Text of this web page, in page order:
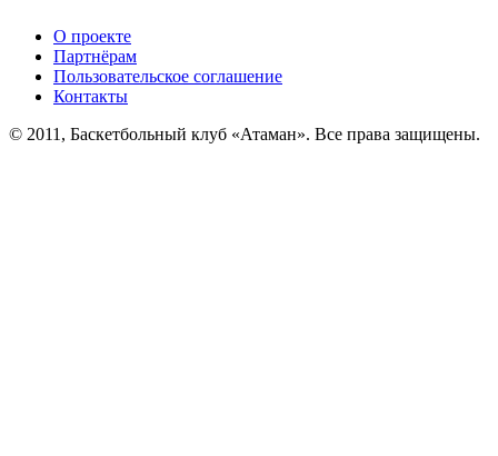
О проекте
Партнёрам
Пользовательское соглашение
Контакты
© 2011, Баскетбольный клуб «Атаман». Все права защищены.